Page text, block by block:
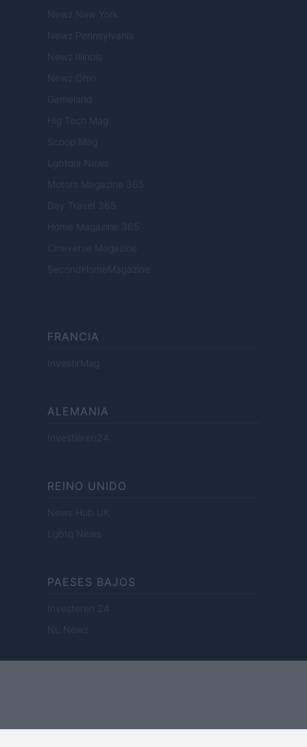
Newz New York
Newz Pennsylvania
Newz Illinois
Newz Ohio
Gameland
Hig Tech Mag
Scoop Mag
Lgbtqia News
Motors Magazine 365
Day Travel 365
Home Magazine 365
Cineverse Magazine
SecondHomeMagazine
FRANCIA
InvestirMag
ALEMANIA
Investieren24
REINO UNIDO
News Hub UK
Lgbtq News
PAESES BAJOS
Investeren 24
NL Newz